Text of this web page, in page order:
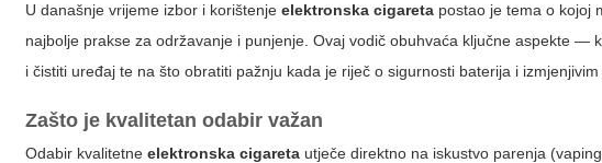
U današnje vrijeme izbor i korištenjeelektronska cigareta postao je tema o kojoj
najbolje prakse za održavanje i punjenje. Ovaj vodič obuhvaća ključne aspekte
i čistiti uređaj te na što obratiti pažnju kada je riječ o sigurnosti baterija i izmjenjivim
Zašto je kvalitetan odabir važan
Odabir kvalitetneelektronska cigareta utječe direktno na iskustvo parenja